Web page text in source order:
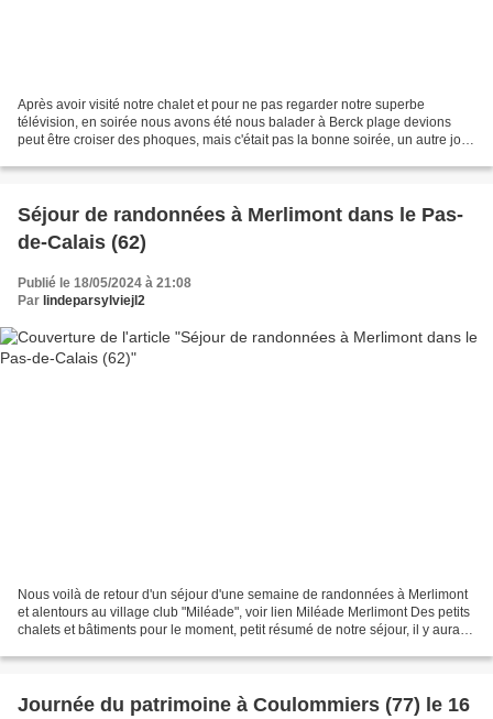
Après avoir visité notre chalet et pour ne pas regarder notre superbe
télévision, en soirée nous avons été nous balader à Berck plage devions
peut être croiser des phoques, mais c'était pas la bonne soirée, un autre jour
Séjour de randonnées à Merlimont dans le Pas-
de-Calais (62)
Publié le 18/05/2024 à 21:08
Par lindeparsylviejl2
Nous voilà de retour d'un séjour d'une semaine de randonnées à Merlimont
et alentours au village club "Miléade", voir lien Miléade Merlimont Des petits
chalets et bâtiments pour le moment, petit résumé de notre séjour, il y aura
Journée du patrimoine à Coulommiers (77) le 16